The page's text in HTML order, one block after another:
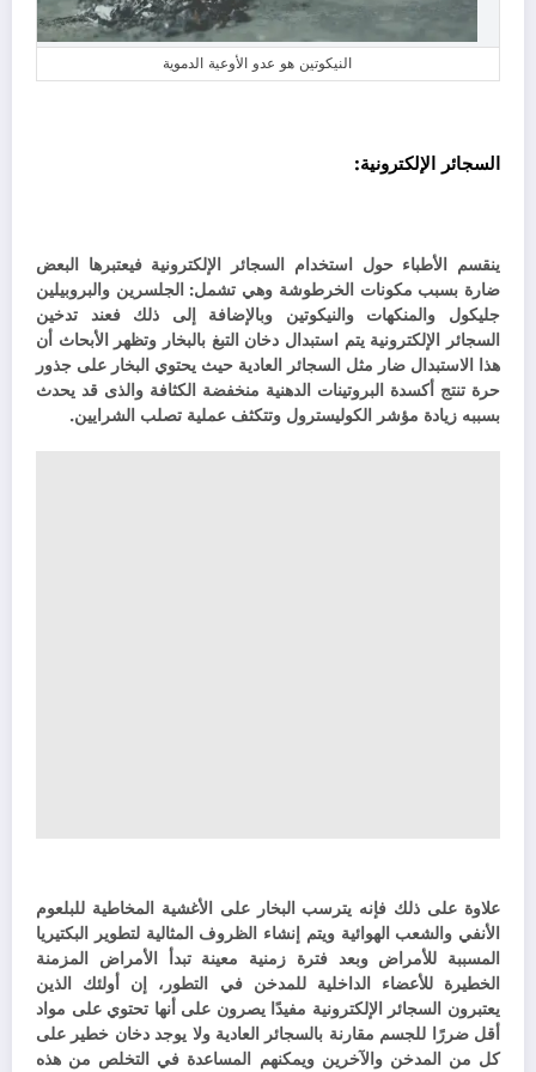
النيكوتين هو عدو الأوعية الدموية
السجائر الإلكترونية:
ينقسم الأطباء حول استخدام السجائر الإلكترونية فيعتبرها البعض
ضارة بسبب مكونات الخرطوشة وهي تشمل: الجلسرين والبروبيلين
جليكول والمنكهات والنيكوتين وبالإضافة إلى ذلك فعند تدخين
السجائر الإلكترونية يتم استبدال دخان التبغ بالبخار وتظهر الأبحاث أن
هذا الاستبدال ضار مثل السجائر العادية حيث يحتوي البخار على جذور
حرة تنتج أكسدة البروتينات الدهنية منخفضة الكثافة والذى قد يحدث
بسببه زيادة مؤشر الكوليسترول وتتكثف عملية تصلب الشرايين.
علاوة على ذلك فإنه يترسب البخار على الأغشية المخاطية للبلعوم
الأنفي والشعب الهوائية ويتم إنشاء الظروف المثالية لتطوير البكتيريا
المسببة للأمراض وبعد فترة زمنية معينة تبدأ الأمراض المزمنة
الخطيرة للأعضاء الداخلية للمدخن في التطور، إن أولئك الذين
يعتبرون السجائر الإلكترونية مفيدًا يصرون على أنها تحتوي على مواد
أقل ضررًا للجسم مقارنة بالسجائر العادية ولا يوجد دخان خطير على
كل من المدخن والآخرين ويمكنهم المساعدة في التخلص من هذه